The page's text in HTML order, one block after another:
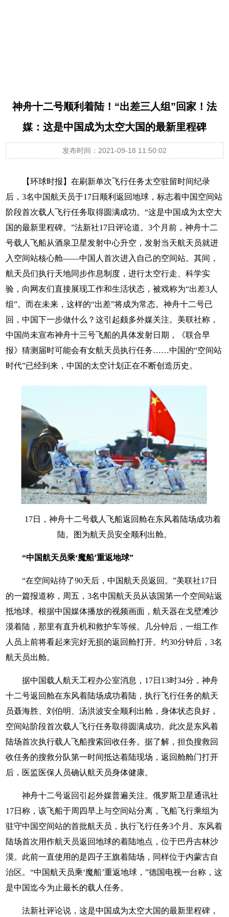
神舟十二号顺利着陆！“出差三人组”回家！法
媒：这是中国成为太空大国的最新里程碑
发布时间：2021-09-18 11:50:02
【环球时报】在刷新单次飞行任务太空驻留时间纪录
后，3名中国航天员于17日顺利返回地球，标志着中国空间站
阶段首次载人飞行任务取得圆满成功。“这是中国成为太空大
国的最新里程碑。”法新社17日评论道。3个月前，神舟十二
号载人飞船从酒泉卫星发射中心升空，发射当天航天员就进
入空间站核心舱——中国人首次进入自己的空间站。其间，
航天员们执行天地同步作息制度，进行太空行走、科学实
验，向网友们直接展现工作和生活状态，被戏称为“出差3人
组”。而在未来，这样的“出差”将成为常态。神舟十二号已
回，中国下一步做什么？这引起颇多外媒关注。美联社称，
中国尚未宣布神舟十三号飞船的具体发射日期，《联合早
报》猜测届时可能会有女航天员执行任务……中国的“空间站
时代”已经到来，中国的太空计划正在不断创造历史。
17日，神舟十二号载人飞船返回舱在东风着陆场成功着
陆。图为航天员安全顺利出舱。
“中国航天员乘‘魔船’重返地球”
“在空间站待了90天后，中国航天员返回。”美联社17日
的一篇报道称，周五，3名中国航天员从该国第一个空间站返
抵地球。根据中国媒体播放的视频画面，航天器在戈壁滩沙
漠着陆，那里有直升机和救护车等候。几分钟后，一组工作
人员上前将看起来完好无损的返回舱打开。约30分钟后，3名
航天员出舱。
据中国载人航天工程办公室消息，17日13时34分，神舟
十二号返回舱在东风着陆场成功着陆，执行飞行任务的航天
员聂海胜、刘伯明、汤洪波安全顺利出舱，身体状态良好，
空间站阶段首次载人飞行任务取得圆满成功。此次是东风着
陆场首次执行载人飞船搜索回收任务。据了解，担负搜救回
收任务的搜救分队第一时间抵达着陆现场，返回舱舱门打开
后，医监医保人员确认航天员身体健康。
神舟十二号返回引起外媒普遍关注。俄罗斯卫星通讯社
17日称，该飞船于周四早上与空间站分离，飞船飞行乘组为
驻守中国空间站的首批航天员，执行飞行任务3个月。东风着
陆场首次用作航天员返回地球的着陆地点，位于巴丹吉林沙
漠。此前一直使用的是四子王旗着陆场，同样位于内蒙古自
治区。“中国航天员乘‘魔船’重返地球，”德国电视一台称，这
是中国迄今为止最长的载人任务。
法新社评论说，这是中国成为太空大国的最新里程碑，